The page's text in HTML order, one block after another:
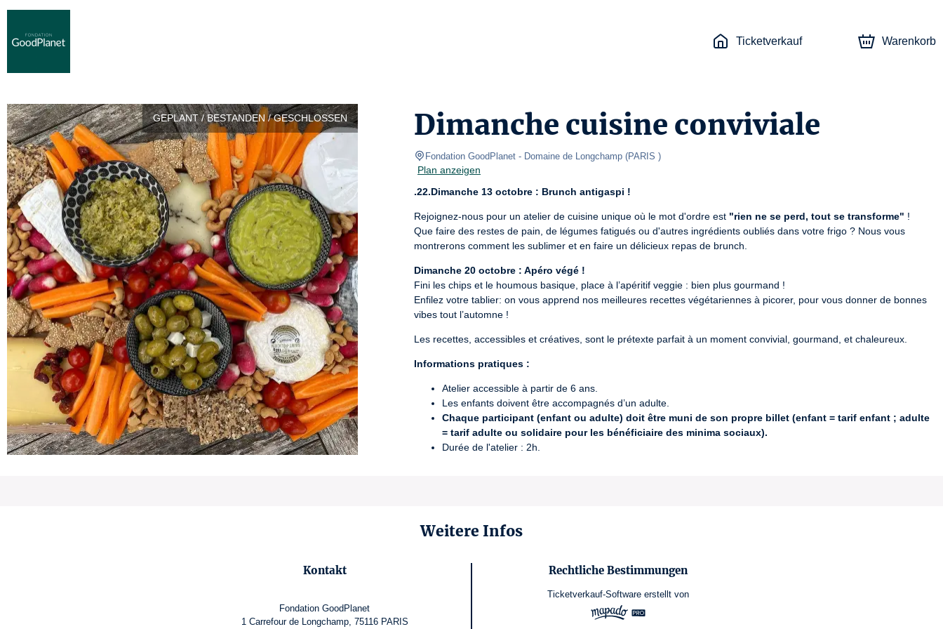
Ticketverkauf Warenkorb
GEPLANT / BESTANDEN / GESCHLOSSEN Dimanche cuisine conviviale
Fondation GoodPlanet - Domaine de Longchamp (PARIS )
Plan anzeigen
.22.Dimanche 13 octobre : Brunch antigaspi !
Rejoignez-nous pour un atelier de cuisine unique où le mot d'ordre est "rien ne se perd, tout se transforme" !
Que faire des restes de pain, de légumes fatigués ou d'autres ingrédients oubliés dans votre frigo ? Nous vous
montrerons comment les sublimer et en faire un délicieux repas de brunch.
Dimanche 20 octobre : Apéro végé !
Fini les chips et le houmous basique, place à l’apéritif veggie : bien plus gourmand !
Enfilez votre tablier: on vous apprend nos meilleures recettes végétariennes à picorer, pour vous donner de bonnes
vibes tout l’automne !
Les recettes, accessibles et créatives, sont le prétexte parfait à un moment convivial, gourmand, et chaleureux.
Informations pratiques :
Atelier accessible à partir de 6 ans.
Les enfants doivent être accompagnés d’un adulte.
Chaque participant (enfant ou adulte) doit être muni de son propre billet (enfant = tarif enfant ; adulte
= tarif adulte ou solidaire pour les bénéficiaire des minima sociaux).
Durée de l'atelier : 2h.
Weitere Infos
Kontakt
Fondation GoodPlanet
1 Carrefour de Longchamp, 75116 PARIS
Rechtliche Bestimmungen
Ticketverkauf-Software erstellt von